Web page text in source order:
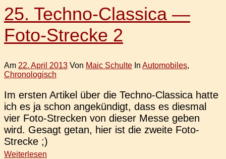
25. Techno-Classica —
Foto-Strecke 2
Am 22. April 2013 Von Maic Schulte In Automobiles,
Chronologisch
Im ersten Arti­kel über die Techno-Clas­­si­­ca hatte
ich es ja schon ange­kün­digt, dass es dies­mal
vier Foto-Stre­­cken von dieser Messe geben
wird. Gesagt getan, hier ist die zweite Foto-
Strecke ;)
Weiterlesen